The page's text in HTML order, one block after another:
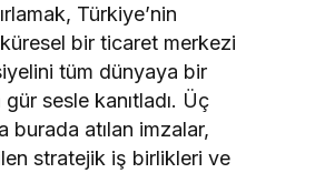
Türkiye’nin
bir ticaret merkezi
tüm dünyaya bir
sesle kanıtladı. Üç
burada atılan imzalar,
stratejik iş birlikleri ve